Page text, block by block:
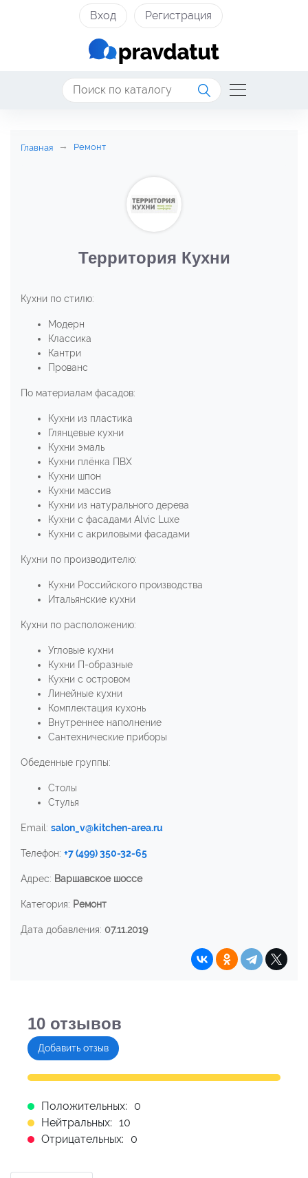
Вход Регистрация
Главная Ремонт
Территория Кухни
Кухни по стилю:
Модерн
Классика
Кантри
Прованс
По материалам фасадов:
Кухни из пластика
Глянцевые кухни
Кухни эмаль
Кухни плёнка ПВХ
Кухни шпон
Кухни массив
Кухни из натурального дерева
Кухни с фасадами Alvic Luxe
Кухни с акриловыми фасадами
Кухни по производителю:
Кухни Российского производства
Итальянские кухни
Кухни по расположению:
Угловые кухни
Кухни П-образные
Кухни с островом
Линейные кухни
Комплектация кухонь
Внутреннее наполнение
Сантехнические приборы
Обеденные группы:
Столы
Стулья
Email: salon_v@kitchen-area.ru
Телефон: +7 (499) 350-32-65
Адрес: Варшавское шоссе
Категория: Ремонт
Дата добавления: 07.11.2019
10 отзывов
Добавить отзыв
Положительных:
0
Нейтральных: 10
Отрицательных:
0